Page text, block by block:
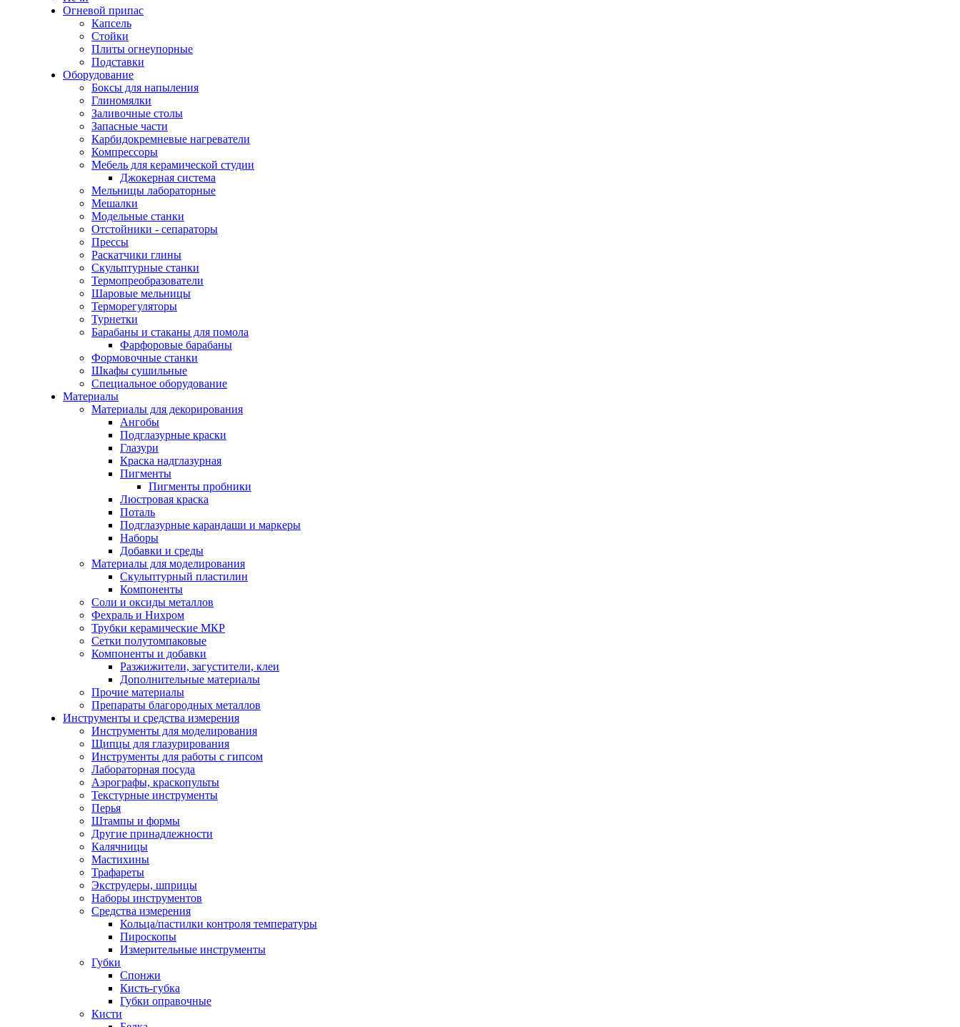
Огневой припас
Капсель
Стойки
Плиты огнеупорные
Подставки
Оборудование
Боксы для напыления
Глиномялки
Заливочные столы
Запасные части
Карбидокремневые нагреватели
Компрессоры
Мебель для керамической студии
Джокерная система
Мельницы лабораторные
Мешалки
Модельные станки
Отстойники - сепараторы
Прессы
Раскатчики глины
Скульптурные станки
Термопреобразователи
Шаровые мельницы
Терморегуляторы
Турнетки
Барабаны и стаканы для помола
Фарфоровые барабаны
Формовочные станки
Шкафы сушильные
Специальное оборудование
Материалы
Материалы для декорирования
Ангобы
Подглазурные краски
Глазури
Краска надглазурная
Пигменты
Пигменты пробники
Люстровая краска
Поталь
Подглазурные карандаши и маркеры
Наборы
Добавки и среды
Материалы для моделирования
Скульптурный пластилин
Компоненты
Соли и оксиды металлов
Фехраль и Нихром
Трубки керамические МКР
Сетки полутомпаковые
Компоненты и добавки
Разжижители, загустители, клеи
Дополнительные материалы
Прочие материалы
Препараты благородных металлов
Инструменты и средства измерения
Инструменты для моделирования
Щипцы для глазурирования
Инструменты для работы с гипсом
Лабораторная посуда
Аэрографы, краскопульты
Текстурные инструменты
Перья
Штампы и формы
Другие принадлежности
Калячницы
Мастихины
Трафареты
Экструдеры, шприцы
Наборы инструментов
Средства измерения
Кольца/пастилки контроля температуры
Пироскопы
Измерительные инструменты
Губки
Спонжи
Кисть-губка
Губки оправочные
Кисти